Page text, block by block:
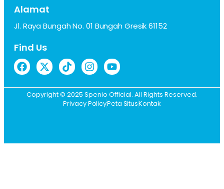
Alamat
Jl. Raya Bungah No. 01 Bungah Gresik 61152
Find Us
Copyright © 2025 Spenio Official. All Rights Reserved.
Privacy PolicyPeta SitusKontak